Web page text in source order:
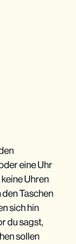
eine Uhr
Uhren
Taschen
sich hin
du sagst,
sollen